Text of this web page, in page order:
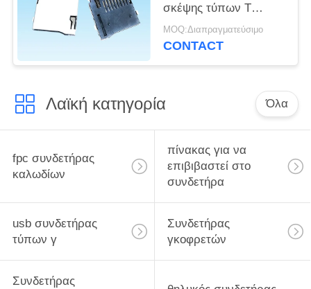
σκέψης τύπων Τ
ώθησης ανώτατη
αντίσταση επαφών
MOQ:Διαπραγματεύσιμο
CONTACT
Λαϊκή κατηγορία Όλα
fpc συνδετήρας
καλωδίων
πίνακας για να
επιβιβαστεί στο
συνδετήρα
usb συνδετήρας
τύπων γ
Συνδετήρας
γκοφρετών
Συνδετήρας